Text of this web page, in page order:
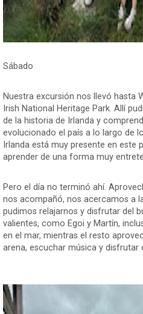
Sábado
Nuestra excursión nos llevó hasta
Irish National Heritage Park. Allí
de la historia de Irlanda y
evolucionado el país a lo largo de
Irlanda está muy presente en este
aprender de una forma muy
Pero el día no terminó ahí.
nos acompañó, nos acercamos a
pudimos relajarnos y disfrutar del
valientes, como Egoi y Martín,
en el mar, mientras el resto
arena, escuchar música y disfrutar